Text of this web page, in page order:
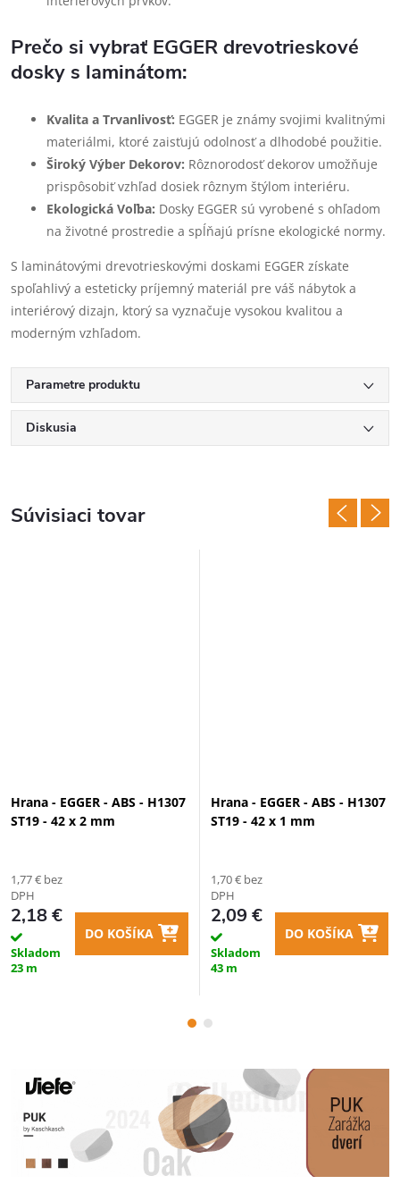
Prečo si vybrať EGGER drevotrieskové
dosky s laminátom:
Kvalita a Trvanlivosť: EGGER je známy svojimi kvalitnými
materiálmi, ktoré zaisťujú odolnosť a dlhodobé použitie.
Široký Výber Dekorov: Rôznorodosť dekorov umožňuje
prispôsobiť vzhľad dosiek rôznym štýlom interiéru.
Ekologická Voľba: Dosky EGGER sú vyrobené s ohľadom
na životné prostredie a spĺňajú prísne ekologické normy.
S laminátovými drevotrieskovými doskami EGGER získate
spoľahlivý a esteticky príjemný materiál pre váš nábytok a
interiérový dizajn, ktorý sa vyznačuje vysokou kvalitou a
moderným vzhľadom.
Parametre produktu
Diskusia
Súvisiaci tovar
Hrana - EGGER - ABS - H1307
ST19 - 42 x 2 mm
1,77 € bez
DPH
2,18 €
Skladom
23 m
DO KOŠÍKA
Hrana - EGGER - ABS - H1307
ST19 - 42 x 1 mm
1,70 € bez
DPH
2,09 €
Skladom
43 m
DO KOŠÍKA